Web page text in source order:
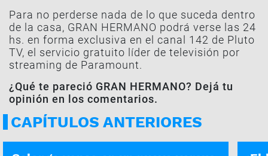
Para no perderse nada de lo que suceda dentro
de la casa, GRAN HERMANO podrá verse las 24
hs. en forma exclusiva en el canal 142 de Pluto
TV, el servicio gratuito líder de televisión por
streaming de Paramount.
¿Qué te pareció GRAN HERMANO? Dejá tu
opinión en los comentarios.
CAPÍTULOS ANTERIORES
GRAN HERMANO | 3-08-2026